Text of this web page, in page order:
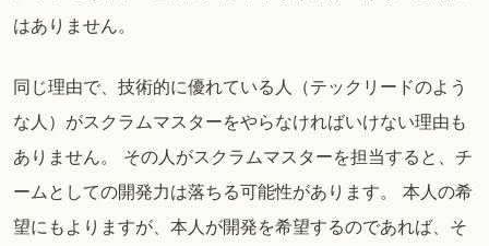
はありません。
同じ理由で、技術的に優れている人（テックリードのよう
な人）がスクラムマスターをやらなければいけない理由も
ありません。 その人がスクラムマスターを担当すると、チ
ームとしての開発力は落ちる可能性があります。 本人の希
望にもよりますが、本人が開発を希望するのであれば、そ